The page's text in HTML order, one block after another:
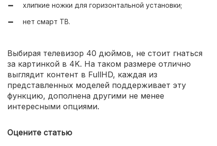
усиленные колонки на 16 Вт, рассчитанные на
внешних устройств;
качественная российская сборка.
хлипкие ножки для горизонтальной установки;
нет смарт ТВ.
Выбирая телевизор 40 дюймов, не стоит гнаться
за картинкой в 4K. На таком размере отлично
выглядит контент в FullHD, каждая из
представленных моделей поддерживает эту
функцию, дополнена другими не менее
интересными опциями.
Оцените статью